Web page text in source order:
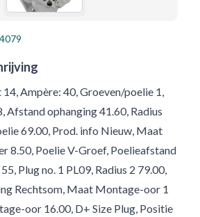
Ampère: 40, Groeven/poelie 1,
Afstand ophanging 41.60, Radius
69.00, Prod. info Nieuw, Maat
8.50, Poelie V-Groef, Poelieafstand
Plug no. 1 PL09, Radius 2 79.00,
Rechtsom, Maat Montage-oor 1
oor 16.00, D+ Size Plug, Positie